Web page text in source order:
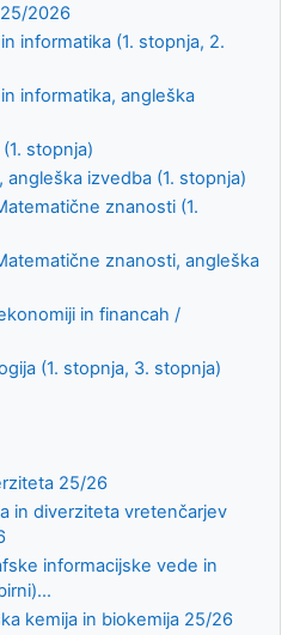
2026
informatika (1. stopnja, 2.
informatika, angleška
stopnja)
angleška izvedba (1. stopnja)
znanosti (1.
znanosti, angleška
in financah /
(1. stopnja, 3. stopnja)
25/26
in diverziteta vretenčarjev
informacijske vede in
kemija in biokemija 25/26